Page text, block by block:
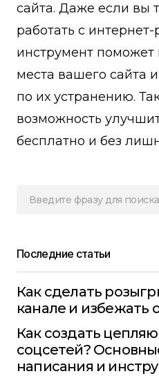
сайта. Даже если вы
работать с
инструмент
места вашего сайта
по их устранению.
возможность
бесплатно и без
Последние статьи
Как сделать
канале и избежать
Как создать
соцсетей?
написания и